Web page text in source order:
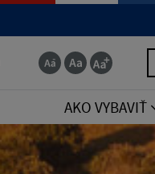
AKO VYBAVIŤ